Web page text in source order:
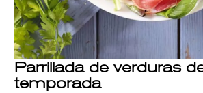
Parrillada de verduras
temporada